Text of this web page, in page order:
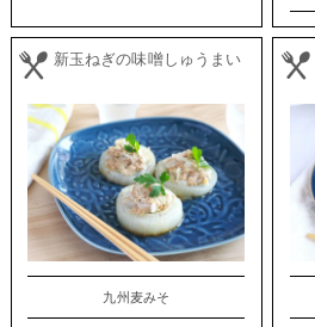
新玉ねぎの味噌しゅうまい
九州麦みそ